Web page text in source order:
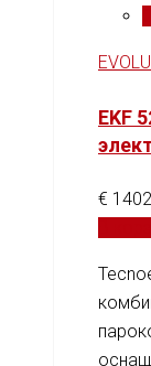
EKF
€